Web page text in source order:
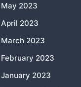
May 2023
April 2023
March 2023
February 2023
January 2023